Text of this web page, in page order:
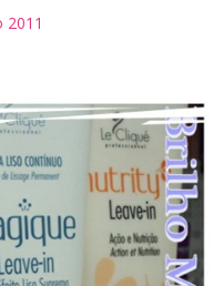
2011